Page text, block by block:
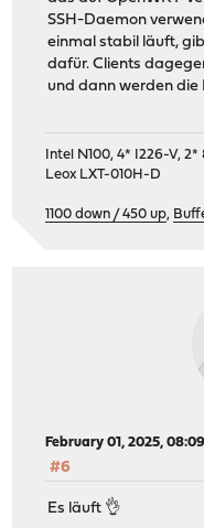
SSH-Daemon
einmal stabil läuft,
dafür. Clients
und dann werden die
Intel N100, 4* I226-V,
Leox LXT-010H-D
1100 down / 450 up,
February 01, 2025,
#6
Es läuft 👌